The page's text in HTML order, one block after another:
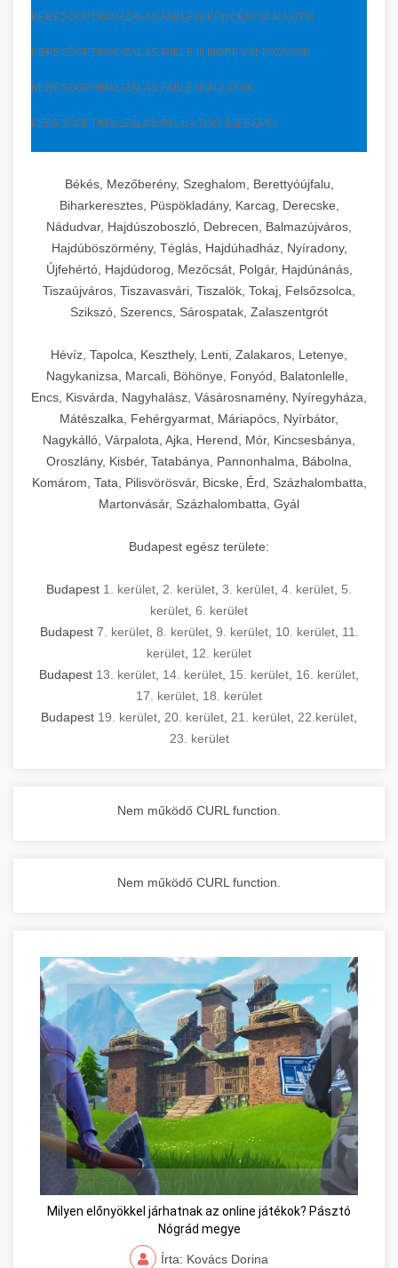
KERESŐOPTIMALIZÁLÁS FABLE III KONCEPCIÓ RAJZOK
KERESŐOPTIMALIZÁLÁS FABLE III MORF VÁLTOZÁSOK
KERESŐOPTIMALIZÁLÁS FABLE III ÁLLATOK
KERESŐOPTIMALIZÁLÁS PAULA TISO SZEREPEI
Békés, Mezőberény, Szeghalom, Berettyóújfalu,
Biharkeresztes, Püspökladány, Karcag, Derecske,
Nádudvar, Hajdúszoboszló, Debrecen, Balmazújváros,
Hajdúböszörmény, Téglás, Hajdúhadház, Nyíradony,
Újfehértó, Hajdúdorog, Mezőcsát, Polgár, Hajdúnánás,
Tiszaújváros, Tiszavasvári, Tiszalök, Tokaj, Felsőzsolca,
Szikszó, Szerencs, Sárospatak, Zalaszentgrót
Hévíz, Tapolca, Keszthely, Lenti, Zalakaros, Letenye,
Nagykanizsa, Marcali, Böhönye, Fonyód, Balatonlelle,
Encs, Kisvárda, Nagyhalász, Vásárosnamény, Nyíregyháza,
Mátészalka, Fehérgyarmat, Máriapócs, Nyírbátor,
Nagykálló, Várpalota, Ajka, Herend, Mór, Kincsesbánya,
Oroszlány, Kisbér, Tatabánya, Pannonhalma, Bábolna,
Komárom, Tata, Pilisvörösvár, Bicske, Érd, Százhalombatta,
Martonvásár, Százhalombatta, Gyál
Budapest egész területe:
Budapest 1. kerület 2. kerület 3. kerület 4. kerület 5.
kerület 6. kerület
Budapest 7. kerület, 8. kerület, 9. kerület, 10. kerület, 11.
kerület 12. kerület
Budapest 13. kerület 14. kerület 15. kerület 16. kerület
17. kerület 18. kerület
Budapest 19. kerület 20. kerület 21. kerület 22.kerület
23. kerület
Nem működő CURL function.
Nem működő CURL function.
Milyen előnyökkel járhatnak az online játékok? Pásztó
Nógrád megye
Írta: Kovács Dorina